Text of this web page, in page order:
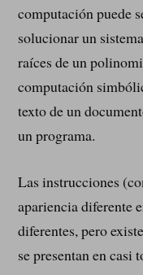
computación puede
solucionar un
raíces de un
computación
texto de un
un programa.
Las instrucciones
apariencia diferente
diferentes, pero
se presentan en casi